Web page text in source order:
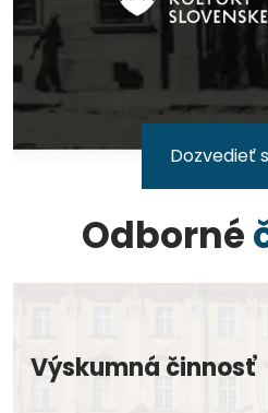
Dozvedieť
Odborné
Výskumná činnosť